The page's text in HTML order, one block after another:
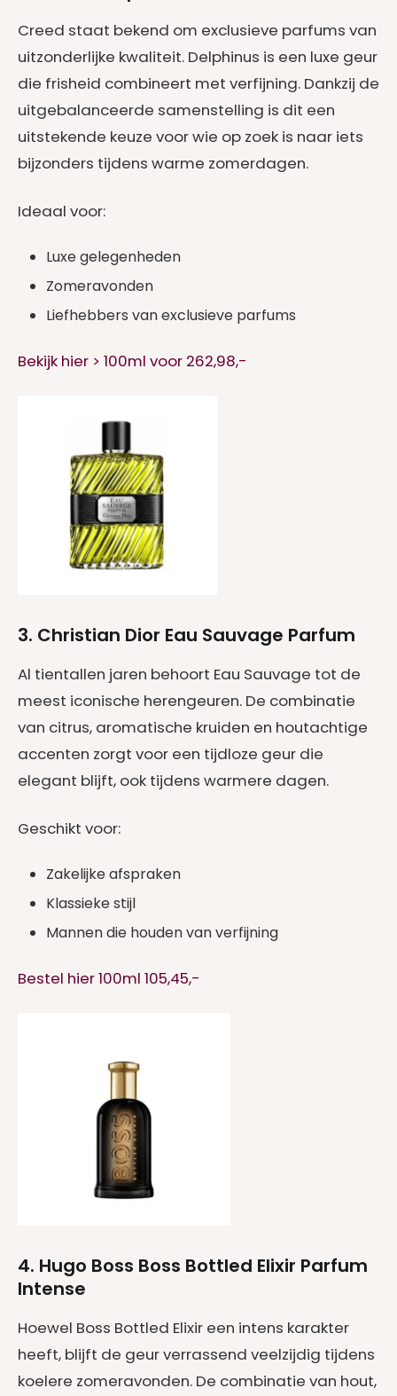
Creed staat bekend om exclusieve parfums van
uitzonderlijke kwaliteit. Delphinus is een luxe geur
die frisheid combineert met verfijning. Dankzij de
uitgebalanceerde samenstelling is dit een
uitstekende keuze voor wie op zoek is naar iets
bijzonders tijdens warme zomerdagen.
Ideaal voor:
Luxe gelegenheden
Zomeravonden
Liefhebbers van exclusieve parfums
Bekijk hier > 100ml voor 262,98,-
3. Christian Dior Eau Sauvage Parfum
Al tientallen jaren behoort Eau Sauvage tot de
meest iconische herengeuren. De combinatie
van citrus, aromatische kruiden en houtachtige
accenten zorgt voor een tijdloze geur die
elegant blijft, ook tijdens warmere dagen.
Geschikt voor:
Zakelijke afspraken
Klassieke stijl
Mannen die houden van verfijning
Bestel hier 100ml 105,45,-
4. Hugo Boss Boss Bottled Elixir Parfum
Intense
Hoewel Boss Bottled Elixir een intens karakter
heeft, blijft de geur verrassend veelzijdig tijdens
koelere zomeravonden. De combinatie van hout,